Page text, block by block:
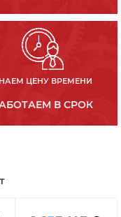
ЦЕНУ ВРЕМЕНИ
В СРОК